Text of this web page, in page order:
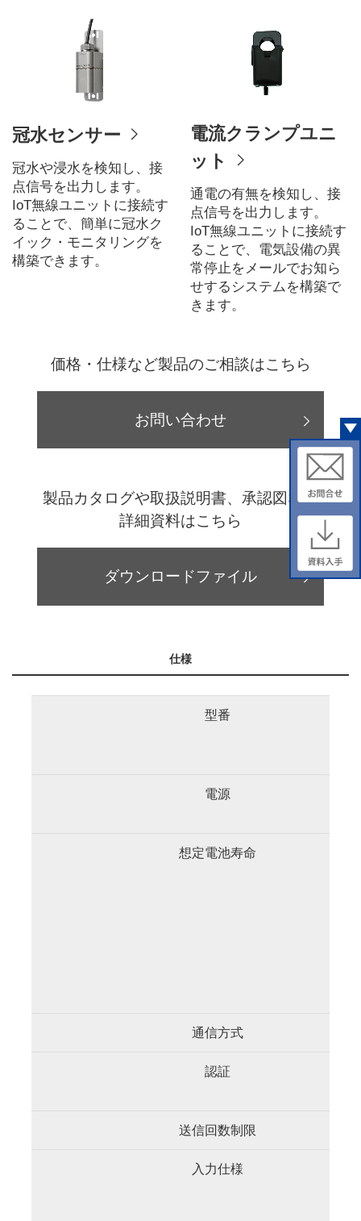
冠水センサー
冠水や浸水を検知し、接
点信号を出力します。
IoT無線ユニットに接続す
ることで、簡単に冠水ク
イック・モニタリングを
構築できます。
電流クランプユニ
ット
通電の有無を検知し、接
点信号を出力します。
IoT無線ユニットに接続す
ることで、電気設備の異
常停止をメールでお知ら
せするシステムを構築で
きます。
価格・仕様など製品のご相談はこちら
お問い合わせ
製品カタログや取扱説明書、承認図など
詳細資料はこちら
ダウンロードファイル
仕様
型番
電源
想定電池寿命
通信方式
認証
送信回数制限
入力仕様